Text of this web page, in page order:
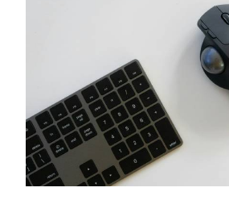
sptnavigator
I6_COMPARE